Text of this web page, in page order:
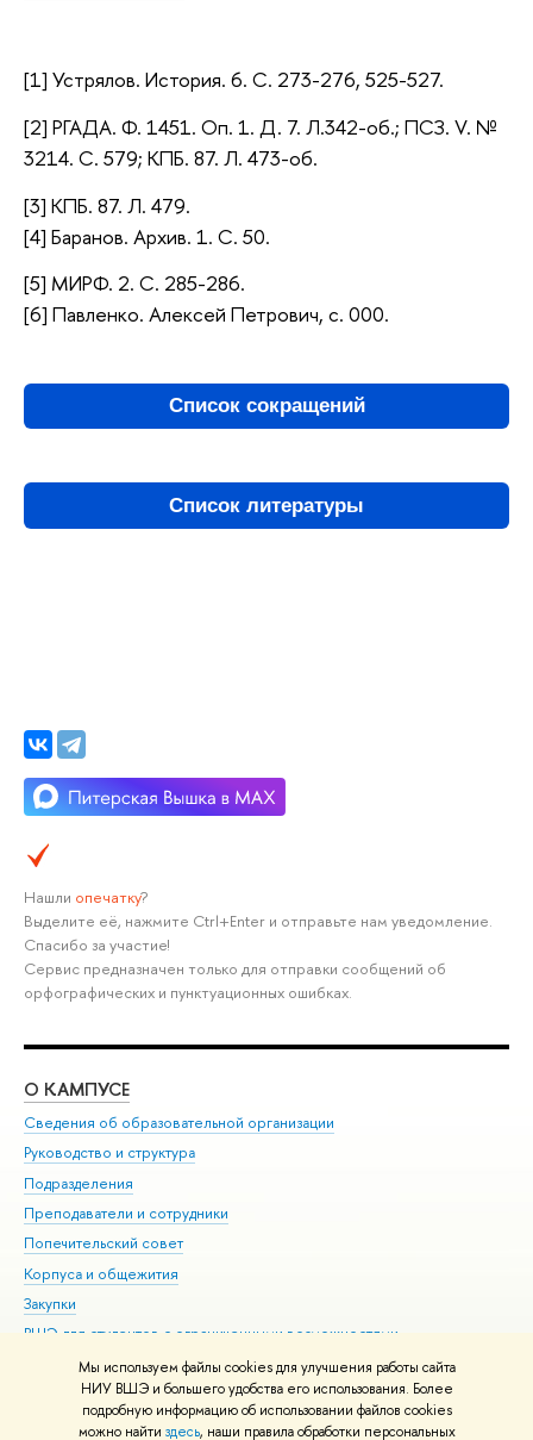
Мы используем файлы cookies для улучшения работы сайта
НИУ ВШЭ и большего удобства его использования. Более
подробную информацию об использовании файлов cookies
можно найти здесь, наши правила обработки персональных
[1] Устрялов. История. 6. С. 273-276, 525-527.
[2] РГАДА. Ф. 1451. Оп. 1. Д. 7. Л.342-об.; ПСЗ. V. №
3214. С. 579; КПБ. 87. Л. 473-об.
[3] КПБ. 87. Л. 479.
[4] Баранов. Архив. 1. С. 50.
[5] МИРФ. 2. С. 285-286.
[6] Павленко. Алексей Петрович, с. 000.
Список сокращений
Список литературы
Нашли опечатку?
Выделите её, нажмите Ctrl+Enter и отправьте нам уведомление.
Спасибо за участие!
Сервис предназначен только для отправки сообщений об
орфографических и пунктуационных ошибках.
О КАМПУСЕ
Сведения об образовательной организации
Руководство и структура
Подразделения
Преподаватели и сотрудники
Попечительский совет
Корпуса и общежития
Закупки
ВШЭ для студентов с ограниченными возможностями
здоровья и инвалидностью
Версия для слабовидящих
Единая платежная страница